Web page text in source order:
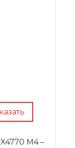
M4 –